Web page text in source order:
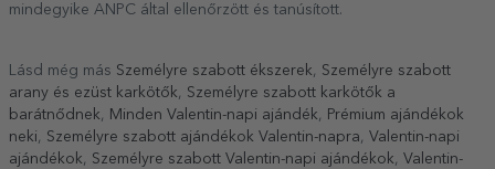
mindegyike ANPC által ellenőrzött és tanúsított.
Lásd még más Személyre szabott ékszerek, Személyre szabott
arany és ezüst karkötők, Személyre szabott karkötők a
barátnődnek, Minden Valentin-napi ajándék, Prémium ajándékok
neki, Személyre szabott ajándékok Valentin-napra, Valentin-napi
ajándékok, Személyre szabott Valentin-napi ajándékok, Valentin-